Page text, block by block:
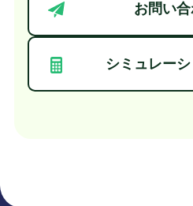
お問い
シミュレー